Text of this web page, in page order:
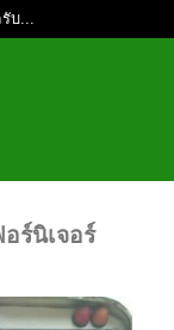
บ...
อร์นิเจอร์